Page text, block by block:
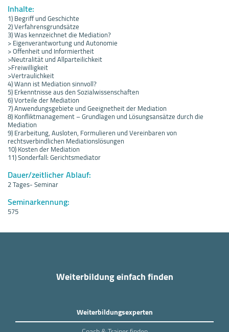
Inhalte:
1) Begriff und Geschichte
2) Verfahrensgrundsätze
3) Was kennzeichnet die Mediation?
> Eigenverantwortung und Autonomie
> Offenheit und Informiertheit
>Neutralität und Allparteilichkeit
>Freiwilligkeit
>Vertraulichkeit
4) Wann ist Mediation sinnvoll?
5) Erkenntnisse aus den Sozialwissenschaften
6) Vorteile der Mediation
7) Anwendungsgebiete und Geeignetheit der Mediation
8) Konfliktmanagement – Grundlagen und Lösungsansätze durch die
Mediation
9) Erarbeitung, Ausloten, Formulieren und Vereinbaren von
rechtsverbindlichen Mediationslösungen
10) Kosten der Mediation
11) Sonderfall: Gerichtsmediator
Dauer/zeitlicher Ablauf:
2 Tages- Seminar
Seminarkennung:
575
Weiterbildung einfach finden
Weiterbildungsexperten